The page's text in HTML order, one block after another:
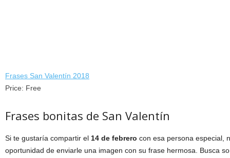
Frases San Valentín 2018
Price: Free
Frases bonitas de San Valentín
Si te gustaría compartir el 14 de febrero con esa persona especial,
oportunidad de enviarle una imagen con su frase hermosa. Busca